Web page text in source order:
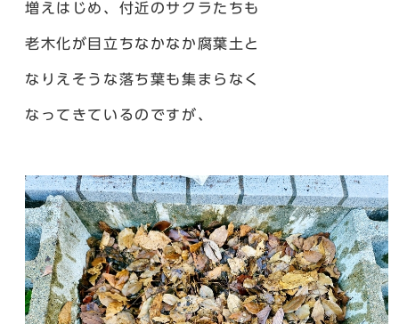
増えはじめ、付近のサクラたちも
老木化が目立ちなかなか腐葉土と
なりえそうな落ち葉も集まらなく
なってきているのですが、